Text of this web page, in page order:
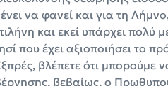
να φανεί και για τη
και εκεί υπάρχει πολύ
που έχει αξιοποιήσει το
βλέπετε ότι
βεβαίως, ο